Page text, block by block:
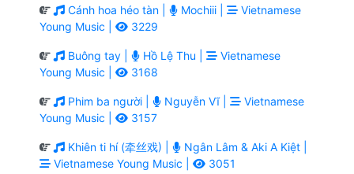
Cánh hoa héo tàn | Mochiii |
Vietnamese
Young Music |
3229
Buông tay | Hồ Lệ Thu |
Vietnamese
Young Music |
3168
Phim ba người | Nguyễn Vĩ |
Vietnamese
Young Music |
3157
Khiên ti hí (牵丝戏) |
Ngân Lâm & Aki A Kiệt |
Vietnamese Young Music |
3051